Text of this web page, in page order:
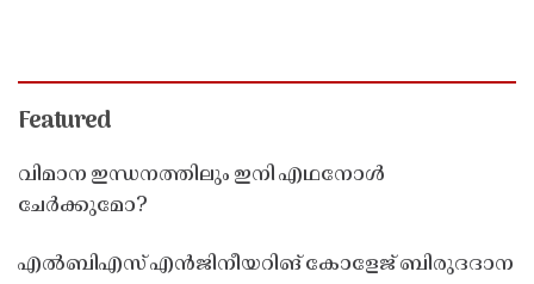
Featured
വിമാന ഇന്ധനത്തിലും ഇനി എഥനോൾ
ചേർക്കുമോ?
എൽബിഎസ് എൻജിനീയറിങ് കോളേജ് ബിരുദദാന